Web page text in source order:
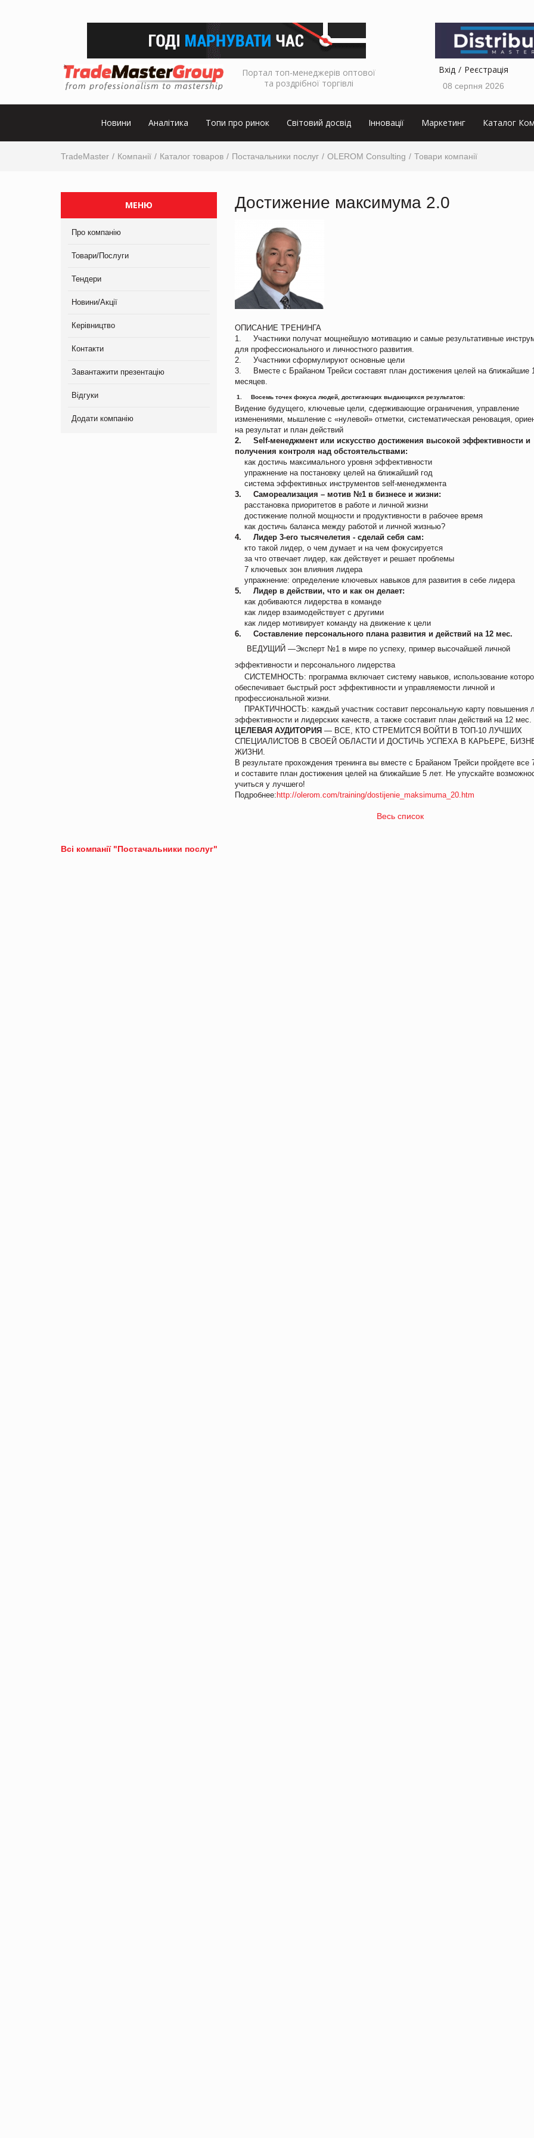
Портал топ-менеджерів оптової
та роздрібної торгівлі
Вхід Реєстрація
08 серпня 2026
Новини Аналітика Топи про ринок Світовий досвід Інновації Маркетинг Каталог
TradeMaster Компанії Каталог товаров Постачальники послуг OLEROM Consulting Товари компанії
МЕНЮ
Про компанію
Товари/Послуги
Тендери
Новини/Акції
Керівництво
Контакти
Завантажити презентацію
Відгуки
Додати компанію
Достижение максимума 2.0
ОПИСАНИЕ ТРЕНИНГА
1. Участники получат мощнейшую мотивацию и самые результативные
для профессионального и личностного развития.
2. Участники сформулируют основные цели
3. Вместе с Брайаном Трейси составят план достижения целей на ближайшие
месяцев.
1. Восемь точек фокуса людей, достигающих выдающихся результатов:
Видение будущего, ключевые цели, сдерживающие ограничения, управление
изменениями, мышление с «нулевой» отметки, систематическая реновация,
на результат и план действий
2. Self-менеджмент или искусство достижения высокой эффективности и
получения контроля над обстоятельствами:
как достичь максимального уровня эффективности
упражнение на постановку целей на ближайший год
система эффективных инструментов self-менеджмента
3. Самореализация – мотив №1 в бизнесе и жизни:
расстановка приоритетов в работе и личной жизни
достижение полной мощности и продуктивности в рабочее время
как достичь баланса между работой и личной жизнью?
4. Лидер 3-его тысячелетия - сделай себя сам:
кто такой лидер, о чем думает и на чем фокусируется
за что отвечает лидер, как действует и решает проблемы
7 ключевых зон влияния лидера
упражнение: определение ключевых навыков для развития в себе лидера
5. Лидер в действии, что и как он делает:
как добиваются лидерства в команде
как лидер взаимодействует с другими
как лидер мотивирует команду на движение к цели
6. Составление персонального плана развития и действий на 12 мес.
ВЕДУЩИЙ —Эксперт №1 в мире по успеху, пример высочайшей личной
эффективности и персонального лидерства
СИСТЕМНОСТЬ: программа включает систему навыков, использование
обеспечивает быстрый рост эффективности и управляемости личной и
профессиональной жизни.
ПРАКТИЧНОСТЬ: каждый участник составит персональную карту повышения
эффективности и лидерских качеств, а также составит план действий на 12 мес.
ЦЕЛЕВАЯ АУДИТОРИЯ — ВСЕ, КТО СТРЕМИТСЯ ВОЙТИ В ТОП-10 ЛУЧШИХ
СПЕЦИАЛИСТОВ В СВОЕЙ ОБЛАСТИ И ДОСТИЧЬ УСПЕХА В КАРЬЕРЕ,
ЖИЗНИ.
В результате прохождения тренинга вы вместе с Брайаном Трейси пройдете все
и составите план достижения целей на ближайшие 5 лет. Не упускайте
учиться у лучшего!
Подробнее: http://olerom.com/training/dostijenie_maksimuma_20.htm
Весь список
Всі компанії "Постачальники послуг"